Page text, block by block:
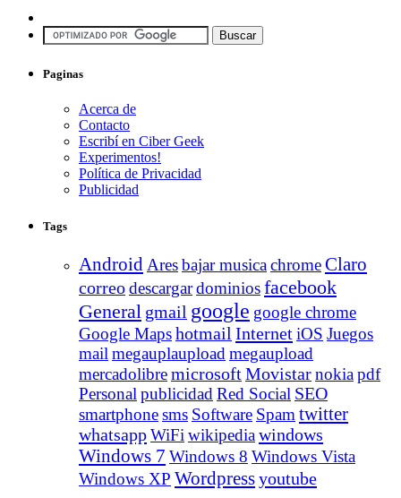
Paginas
Acerca de
Contacto
Escribí en Ciber Geek
Experimentos!
Política de Privacidad
Publicidad
Tags
Android Aresbajar musicachromeClaro
correodescargardominiosfacebook
General gmail google google chrome
Google Mapshotmail InternetiOS Juegos
mail megauplaupload megaupload
mercadolibremicrosoftMovistarnokiapdf
Personal publicidad Red Social SEO
smartphonesms Software Spam twitter
whatsappWiFi wikipediawindows
Windows 7 Windows 8 Windows Vista
Windows XP Wordpressyoutube